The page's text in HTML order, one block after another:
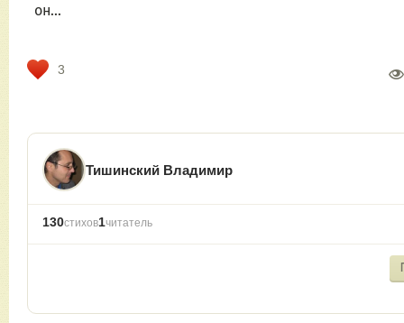
он...
3
Тишинский Владимир
130стихов1читатель